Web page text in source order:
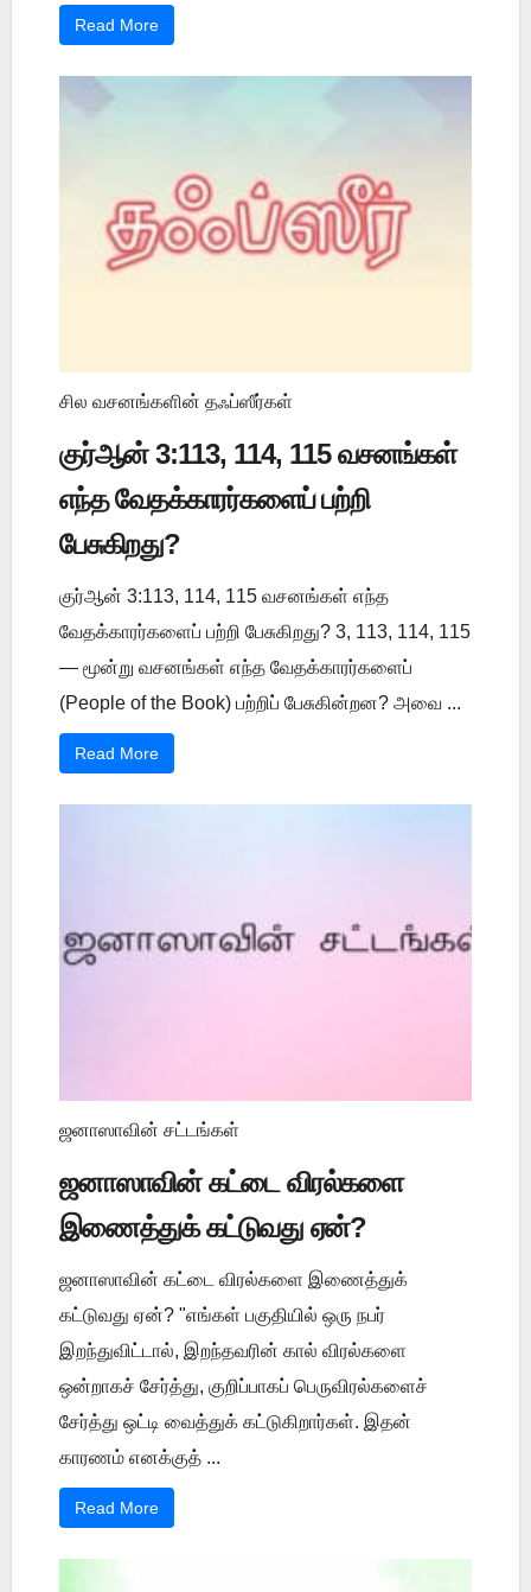
Read More
சில வசனங்களின் தஃப்ஸீர்கள்
குர்ஆன் 3:113, 114, 115 வசனங்கள்
எந்த வேதக்காரர்களைப் பற்றி
பேசுகிறது?
குர்ஆன் 3:113, 114, 115 வசனங்கள் எந்த
வேதக்காரர்களைப் பற்றி பேசுகிறது? 3, 113, 114, 115
— மூன்று வசனங்கள் எந்த வேதக்காரர்களைப்
(People of the Book) பற்றிப் பேசுகின்றன? அவை ...
Read More
ஜனாஸாவின் சட்டங்கள்
ஜனாஸாவின் கட்டை விரல்களை
இணைத்துக் கட்டுவது ஏன்?
ஜனாஸாவின் கட்டை விரல்களை இணைத்துக்
கட்டுவது ஏன்? "எங்கள் பகுதியில் ஒரு நபர்
இறந்துவிட்டால், இறந்தவரின் கால் விரல்களை
ஒன்றாகச் சேர்த்து, குறிப்பாகப் பெருவிரல்களைச்
சேர்த்து ஒட்டி வைத்துக் கட்டுகிறார்கள். இதன்
காரணம் எனக்குத் ...
Read More